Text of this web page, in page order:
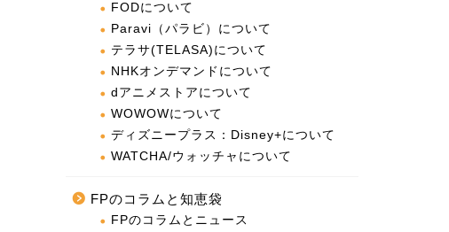
FODについて
Paravi（パラビ）について
テラサ(TELASA)について
NHKオンデマンドについて
dアニメストアについて
WOWOWについて
ディズニープラス：Disney+について
WATCHA/ウォッチャについて
FPのコラムと知恵袋
FPのコラムとニュース